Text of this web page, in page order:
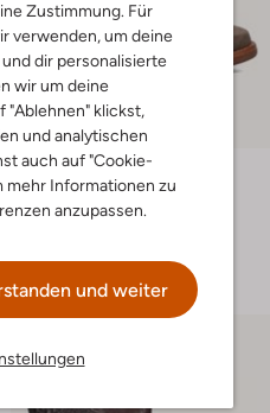
Zustimmung. Für
verwenden, um deine
dir personalisierte
wir um deine
"Ablehnen" klickst,
und analytischen
auch auf "Cookie-
mehr Informationen zu
anzupassen.
und weiter
Letzter Artikel
-50%
Shabbies
Stiefeletten
€ 299,99 € 149,99